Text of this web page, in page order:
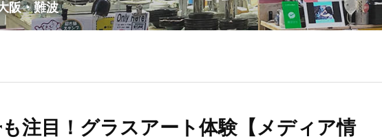
阪・難波
も注目！グラスアート体験【メディア情